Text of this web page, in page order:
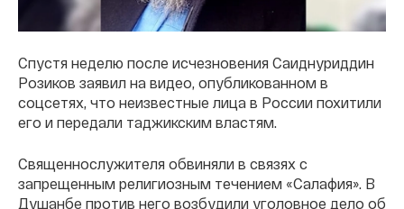
Спустя неделю после исчезновения Саиднуриддин
Розиков заявил на видео, опубликованном в
соцсетях, что неизвестные лица в России похитили
его и передали таджикским властям.
Священнослужителя обвиняли в связях с
запрещенным религиозным течением «Салафия». В
Душанбе против него возбудили уголовное дело об